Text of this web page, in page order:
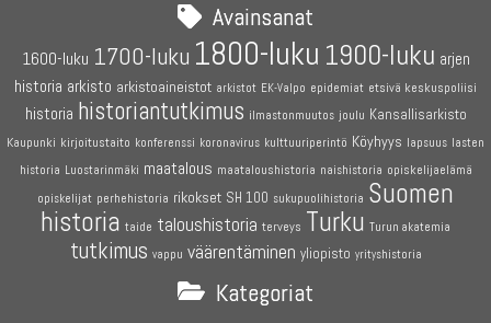
Avainsanat
1600-luku 1700-luku 1800-luku 1900-luku arjen
historia arkisto arkistoaineistot arkistot EK-Valpo epidemiat etsivä keskuspoliisi
historia historiantutkimus ilmastonmuutos joulu Kansallisarkisto
Kaupunki kirjoitustaito konferenssi koronavirus kulttuuriperintö Köyhyys lapsuus lasten
historia Luostarinmäki maatalous maataloushistoria naishistoria opiskelijaelämä
opiskelijat perhehistoria rikokset SH 100 sukupuolihistoria Suomen
historia taide taloushistoria terveys Turku Turun akatemia
tutkimus vappu väärentäminen yliopisto yrityshistoria
Kategoriat